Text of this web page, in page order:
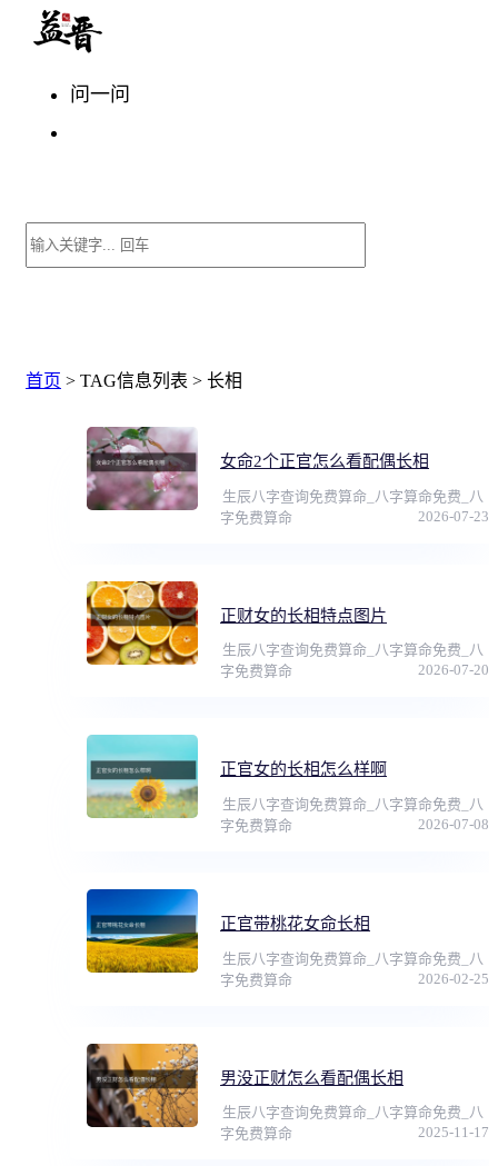
问一问
首页 > TAG信息列表 > 长相
女命2个正官怎么看配偶长相
生辰八字查询免费算命_八字算命免费_八
字免费算命
2026-07-23
正财女的长相特点图片
生辰八字查询免费算命_八字算命免费_八
字免费算命
2026-07-20
正官女的长相怎么样啊
生辰八字查询免费算命_八字算命免费_八
字免费算命
2026-07-08
正官带桃花女命长相
生辰八字查询免费算命_八字算命免费_八
字免费算命
2026-02-25
男没正财怎么看配偶长相
生辰八字查询免费算命_八字算命免费_八
字免费算命
2025-11-17